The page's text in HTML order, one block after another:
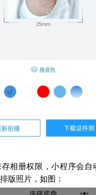
存相册权限，小程序会自
版照片，如图：